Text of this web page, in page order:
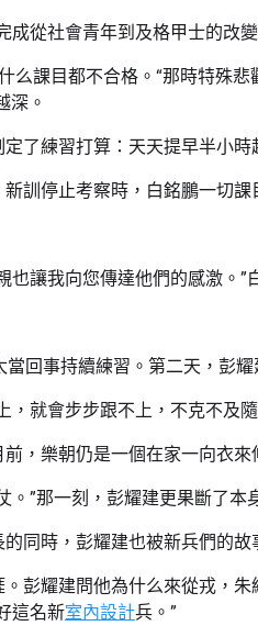
從社會青年到及格甲士的改
么課目都不合格。“那時特殊悲
深。
了練習打算：天天提早半小
訓停止考察時，白銘鵬一切
讓我向您傳達他們的感激。”
當回事持續練習。第二天，彭
就會步步跟不上，不克不及
，樂朝仍是一個在家一向衣
”那一刻，彭耀建更果斷了
同時，彭耀建也被新兵們的
彭耀建問他為什么來從戎，
這名新室內設計兵。”